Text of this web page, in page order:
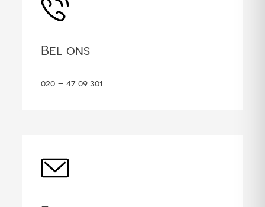
Bel ons
020 – 47 09 301